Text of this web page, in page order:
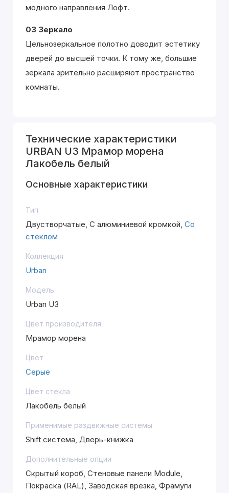
модного направления Лофт.
03 Зеркало
Цельнозеркальное полотно доводит эстетику
дверей до высшей точки. К тому же, большие
зеркала зрительно расширяют пространство
комнаты.
Технические характеристики
URBAN U3 Мрамор морена
Лакобель белый
Основные характеристики
Тип
Двустворчатые, С алюминиевой кромкой, Со
стеклом
Коллекция
Urban
Модель
Urban U3
Цвет производителя
Мрамор морена
Цвет
Серые
Цвет стекла
Лакобель белый
Применимые раздвижные системы
Shift система, Дверь-книжка
Дополнительные опции
Скрытый короб, Стеновые панели Module,
Покраска (RAL), Заводская врезка, Фрамуги